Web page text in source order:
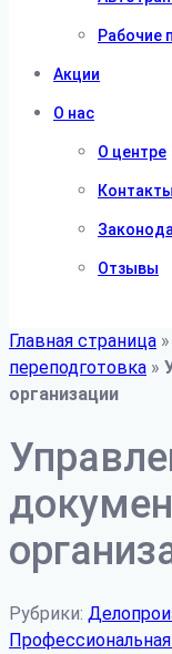
Рабочие
Акции
О нас
О центре
Контакты
Отзывы
Главная страница »
переподготовка »
организации
Рубрики: